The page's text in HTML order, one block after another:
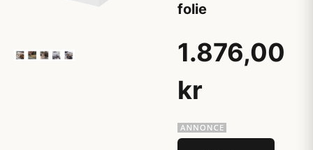
folie
1.876,00
kr